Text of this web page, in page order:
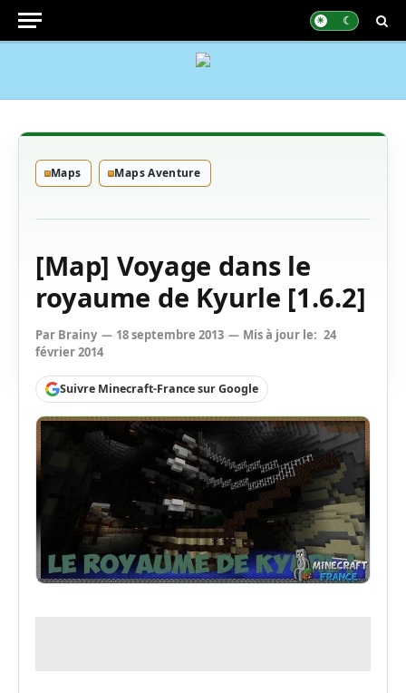
Maps Maps Aventure
[Map] Voyage dans le
royaume de Kyurle [1.6.2]
Par Brainy 18 septembre 2013 Mis à jour le: 24
février 2014
Suivre Minecraft-France sur Google